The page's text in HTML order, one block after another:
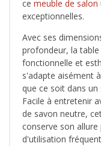
ce meuble de salon
exceptionnelles.
Avec ses
profondeur, la
fonctionnelle et
s'adapte aisément
que ce soit dans
Facile à entretenir
de savon neutre,
conserve son
d'utilisation